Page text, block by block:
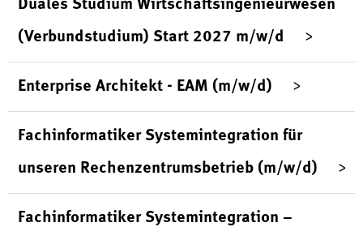
Duales Studium Wirtschaftsingenieurwesen
(Verbundstudium) Start 2027 m/w/d
Enterprise Architekt - EAM (m/w/d)
Fachinformatiker Systemintegration für
unseren Rechenzentrumsbetrieb (m/w/d)
Fachinformatiker Systemintegration –